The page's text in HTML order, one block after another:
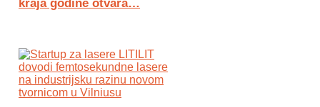
kraja godine otvara…